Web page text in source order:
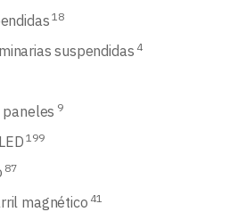
18
suspendidas 4
paneles 9
199
87
magnético 41